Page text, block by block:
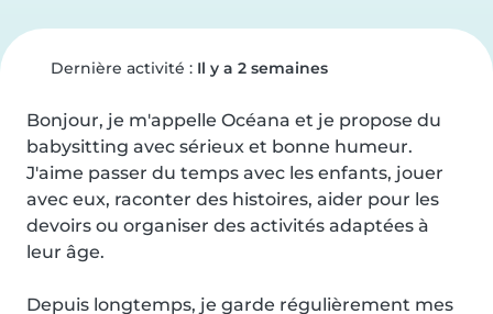
Dernière activité : Il y a 2 semaines
Bonjour, je m'appelle Océana et je propose du
babysitting avec sérieux et bonne humeur.
J'aime passer du temps avec les enfants, jouer
avec eux, raconter des histoires, aider pour les
devoirs ou organiser des activités adaptées à
leur âge.
Depuis longtemps, je garde régulièrement mes